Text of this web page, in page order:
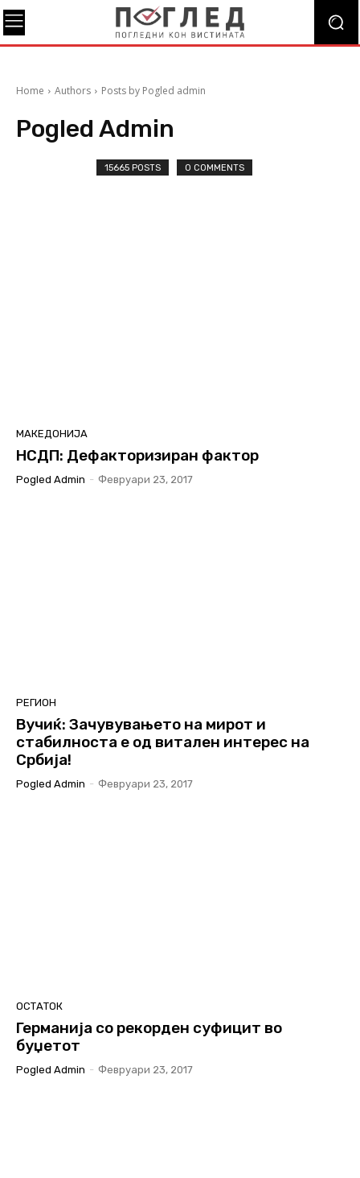
Home Authors Posts by Pogled admin
Pogled Admin
15665 POSTS 0 COMMENTS
МАКЕДОНИЈА
НСДП: Дефакторизиран фактор
Pogled Admin - Февруари 23, 2017
РЕГИОН
Вучиќ: Зачувувањето на мирот и
стабилноста е од витален интерес на
Србија!
Pogled Admin - Февруари 23, 2017
ОСТАТОК
Германија со рекорден суфицит во
буџетот
Pogled Admin - Февруари 23, 2017